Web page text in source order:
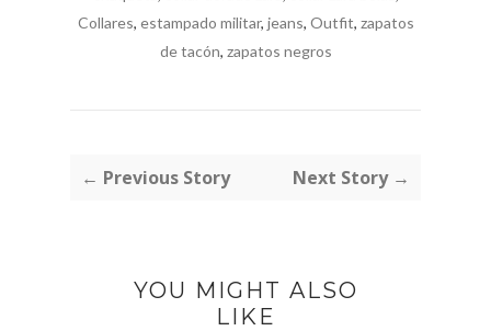
Collares, estampado militar, jeans, Outfit, zapatos
de tacón, zapatos negros
← Previous Story Next Story →
YOU MIGHT ALSO
LIKE